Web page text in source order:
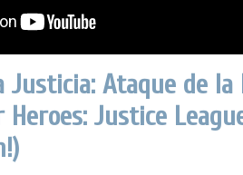
Justicia: Ataque de
Heroes: Justice